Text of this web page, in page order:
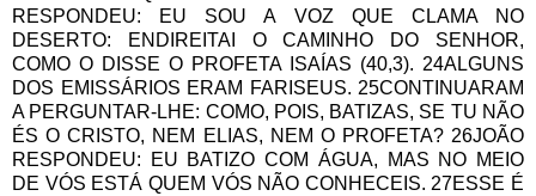
RESPONDEU: EU SOU A VOZ QUE CLAMA NO
DESERTO: ENDIREITAI O CAMINHO DO SENHOR,
COMO O DISSE O PROFETA ISAÍAS (40,3). 24ALGUNS
DOS EMISSÁRIOS ERAM FARISEUS. 25CONTINUARAM
A PERGUNTAR-LHE: COMO, POIS, BATIZAS, SE TU NÃO
ÉS O CRISTO, NEM ELIAS, NEM O PROFETA? 26JOÃO
RESPONDEU: EU BATIZO COM ÁGUA, MAS NO MEIO
DE VÓS ESTÁ QUEM VÓS NÃO CONHECEIS. 27ESSE É